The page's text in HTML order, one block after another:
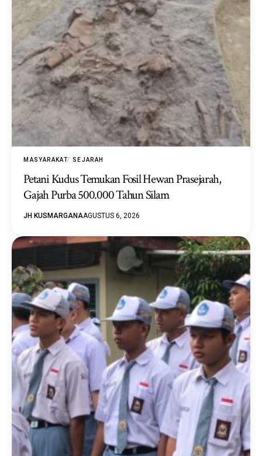
MASYARAKAT SEJARAH
Petani Kudus Temukan Fosil Hewan Prasejarah,
Gajah Purba 500.000 Tahun Silam
JH KUSMARGANAAGUSTUS 6, 2026